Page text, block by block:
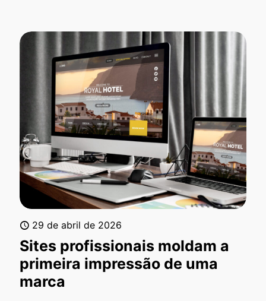
29 de abril de 2026
Sites profissionais moldam a
primeira impressão de uma
marca